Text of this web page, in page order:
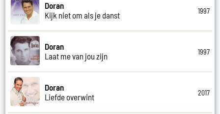
Doran
Kijk niet om als je danst
1997
Doran
Laat me van jou zijn
1997
Doran
Liefde overwint
2017